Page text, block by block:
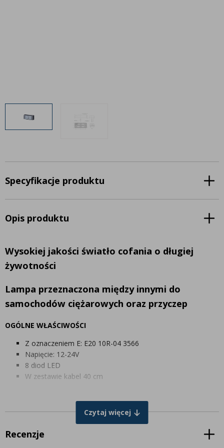
+48 81 884 70 94
Specyfikacje produktu
Opis produktu
Wysokiej jakości światło cofania o długiej
żywotności
Lampa przeznaczona między innymi do
samochodów ciężarowych oraz przyczep
OGÓLNE WŁAŚCIWOŚCI
Z oznaczeniem E: E20 10R-04 3566
Napięcie: 12-24V
8 diod LED
W zestawie kabel 40 cm
Długość: 107 mm
Wysokość: 44 mm
Głębokość: 25 mm
Czytaj więcej
Recenzje